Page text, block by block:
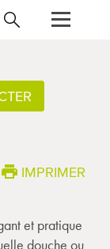
IMPRIMER
et pratique
douche ou